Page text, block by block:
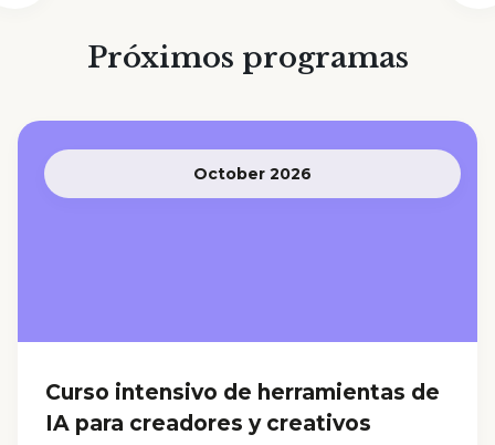
Próximos programas
October 2026
Curso intensivo de herramientas de
IA para creadores y creativos